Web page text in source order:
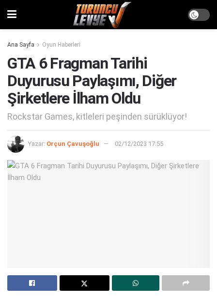
Ana Sayfa Oyun Haberleri
GTA 6 Fragman Tarihi
Duyurusu Paylaşımı, Diğer
Şirketlere İlham Oldu
Rockstar Games, kitleleri peşinden sürüklüyor!
Yazar: Orçun Çavuşoğlu 02/12/2023 17:55